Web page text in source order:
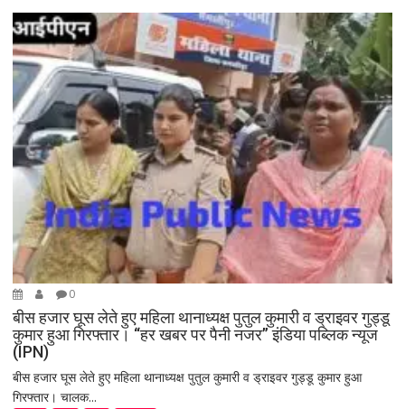
0
बीस हजार घूस लेते हुए महिला थानाध्यक्ष पुतुल कुमारी व ड्राइवर गुड्डू
कुमार हुआ गिरफ्तार। “हर खबर पर पैनी नजर” इंडिया पब्लिक न्यूज
(IPN)
बीस हजार घूस लेते हुए महिला थानाध्यक्ष पुतुल कुमारी व ड्राइवर गुड्डू कुमार हुआ
गिरफ्तार। चालक...